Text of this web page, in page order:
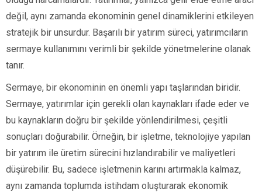
değil, aynı zamanda ekonominin genel dinamiklerini etkileyen
stratejik bir unsurdur. Başarılı bir yatırım süreci, yatırımcıların
sermaye kullanımını verimli bir şekilde yönetmelerine olanak
tanır.
Sermaye, bir ekonominin en önemli yapı taşlarından biridir.
Sermaye, yatırımlar için gerekli olan kaynakları ifade eder ve
bu kaynakların doğru bir şekilde yönlendirilmesi, çeşitli
sonuçları doğurabilir. Örneğin, bir işletme, teknolojiye yapılan
bir yatırım ile üretim sürecini hızlandırabilir ve maliyetleri
düşürebilir. Bu, sadece işletmenin karını artırmakla kalmaz,
aynı zamanda toplumda istihdam oluşturarak ekonomik